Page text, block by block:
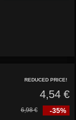
REDUCED PRICE!
4,54 €
-35%
6,98 €